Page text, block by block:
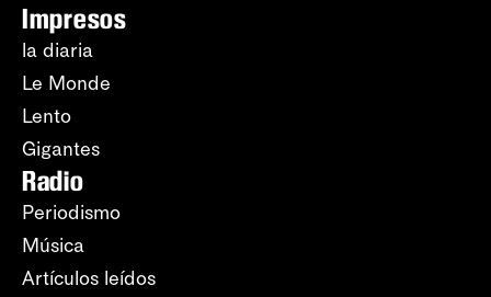
Impresos
la diaria
Le Monde
Lento
Gigantes
Radio
Periodismo
Música
Artículos leídos